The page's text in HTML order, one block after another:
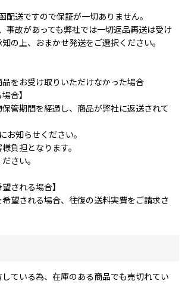
配送ですので保証が一切ありません。
事故があっても弊社では一切返品再送は受け
の上、おまかせ発送をご選択ください。
をお受け取りいただけなかった場合
合】
管期間を経過し、商品が弊社に返送されて
お知らせください。
負担となります。
さい。
される場合】
望される場合、往復の送料実費をご請求さ
している為、在庫のある商品でも売切れてい